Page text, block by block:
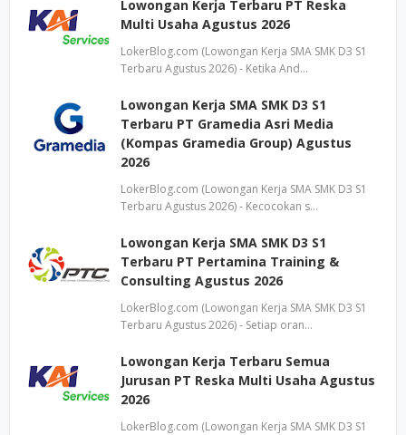
Lowongan Kerja Terbaru PT Reska
Multi Usaha Agustus 2026
LokerBlog.com (Lowongan Kerja SMA SMK D3 S1
Terbaru Agustus 2026) - Ketika And…
Lowongan Kerja SMA SMK D3 S1
Terbaru PT Gramedia Asri Media
(Kompas Gramedia Group) Agustus
2026
LokerBlog.com (Lowongan Kerja SMA SMK D3 S1
Terbaru Agustus 2026) - Kecocokan s…
Lowongan Kerja SMA SMK D3 S1
Terbaru PT Pertamina Training &
Consulting Agustus 2026
LokerBlog.com (Lowongan Kerja SMA SMK D3 S1
Terbaru Agustus 2026) - Setiap oran…
Lowongan Kerja Terbaru Semua
Jurusan PT Reska Multi Usaha Agustus
2026
LokerBlog.com (Lowongan Kerja SMA SMK D3 S1